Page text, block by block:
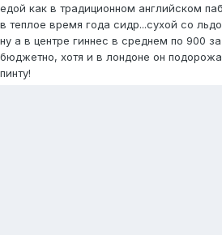
едой как в традиционном английском
в теплое время года сидр...сухой со
ну а в центре гиннес в среднем по 900 за
бюджетно, хотя и в лондоне он
пинту!